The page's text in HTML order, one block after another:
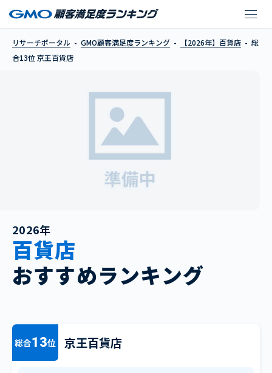
リサーチポータル GMO顧客満足度ランキング 【2026年】百貨店
総
合13位 京王百貨店
2026年
百貨店
おすすめランキング
総合13位 京王百貨店